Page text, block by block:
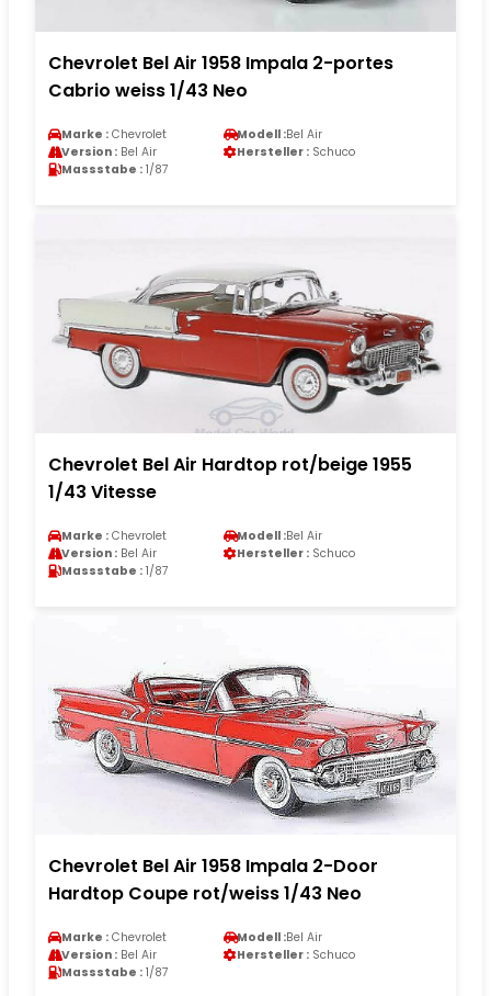
Chevrolet Bel Air 1958 Impala 2-portes
Cabrio weiss 1/43 Neo
Marke : Chevrolet Modell :Bel Air
Version : Bel Air Hersteller : Schuco
Massstabe : 1/87
Chevrolet Bel Air Hardtop rot/beige 1955
1/43 Vitesse
Marke : Chevrolet Modell :Bel Air
Version : Bel Air Hersteller : Schuco
Massstabe : 1/87
Chevrolet Bel Air 1958 Impala 2-Door
Hardtop Coupe rot/weiss 1/43 Neo
Marke : Chevrolet Modell :Bel Air
Version : Bel Air Hersteller : Schuco
Massstabe : 1/87